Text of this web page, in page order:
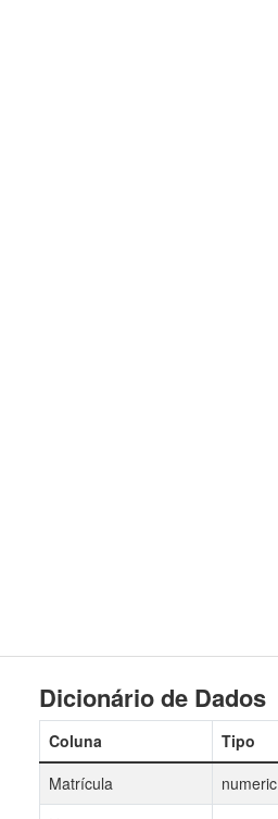
Dicionário de Dados
Coluna Tipo
Matrícula
numeric